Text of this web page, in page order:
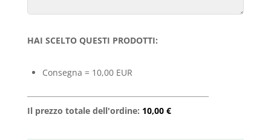
HAI SCELTO QUESTI PRODOTTI:
Consegna = 10,00 EUR
Il prezzo totale dell'ordine: 10,00 €